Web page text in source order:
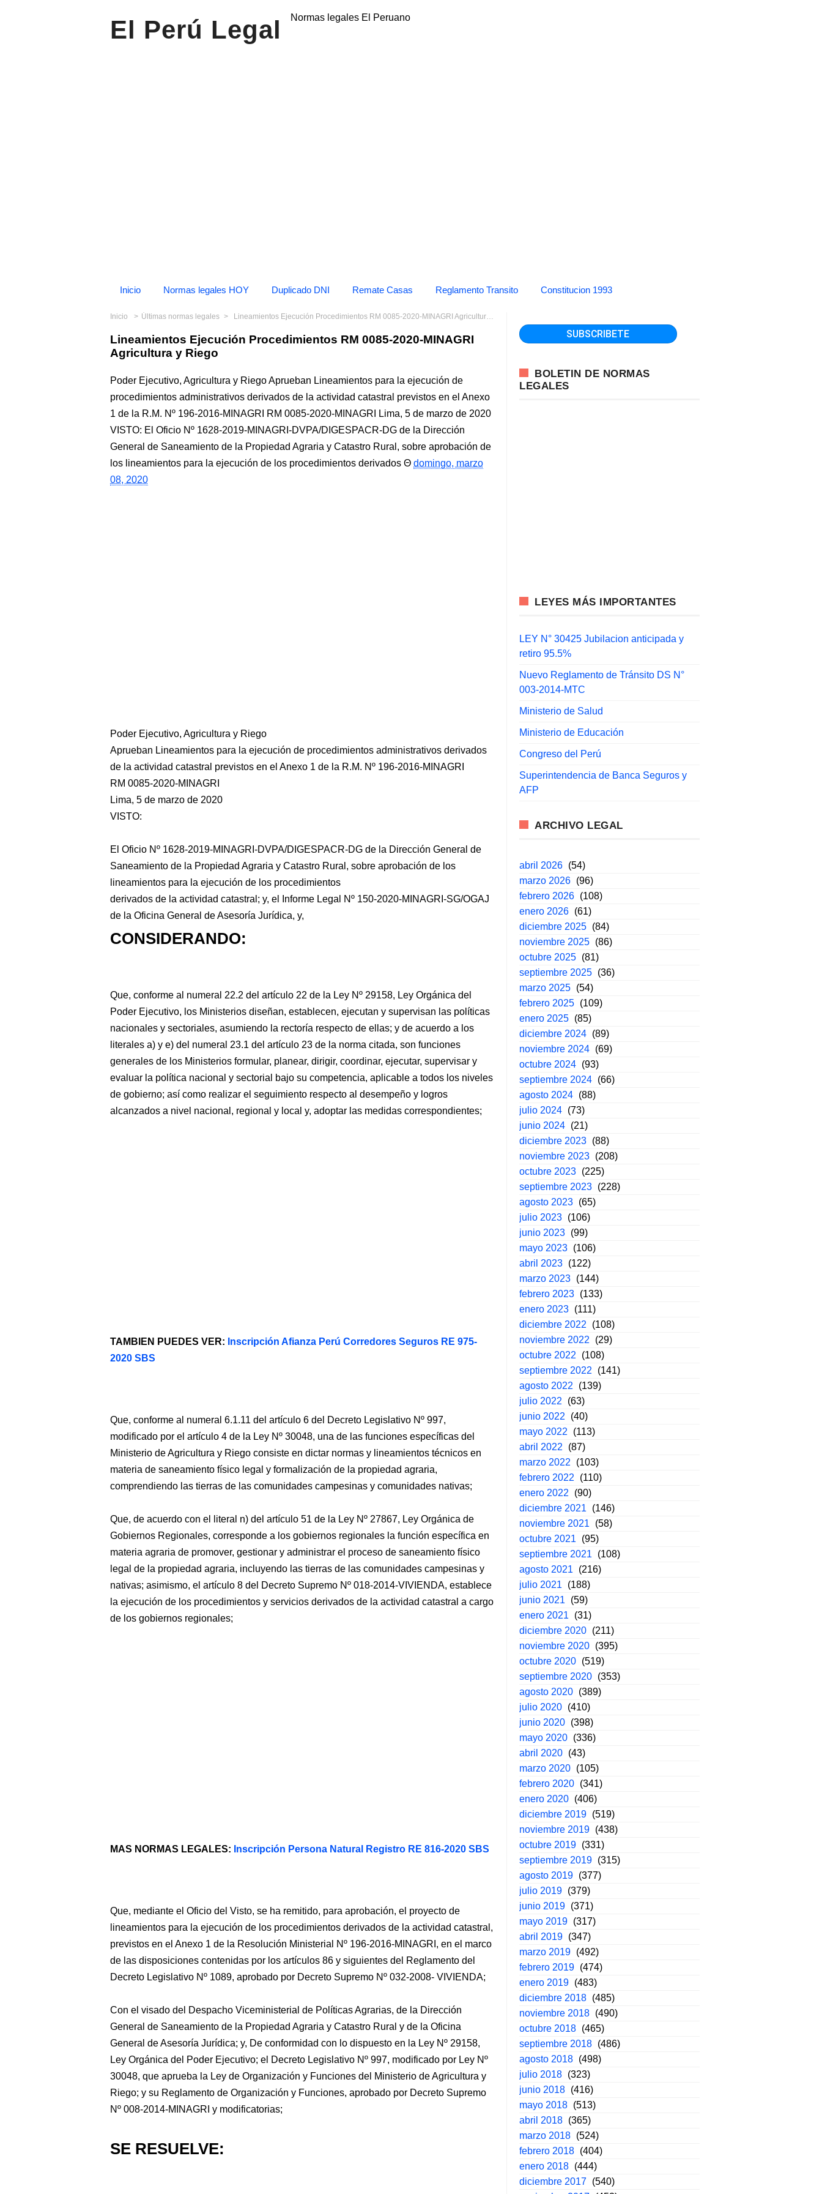
El Perú Legal Normas legales El Peruano
Inicio Normas legales HOY Duplicado DNI Remate Casas Reglamento Transito Constitucion 1993
Inicio Últimas normas legales Lineamientos Ejecución Procedimientos RM 0085-2020-MINAGRI Agricultura y Riego
Lineamientos Ejecución Procedimientos RM 0085-2020-MINAGRI
Agricultura y Riego
Poder Ejecutivo, Agricultura y Riego Aprueban Lineamientos para la ejecución de
procedimientos administrativos derivados de la actividad catastral previstos en el Anexo
1 de la R.M. Nº 196-2016-MINAGRI RM 0085-2020-MINAGRI Lima, 5 de marzo de 2020
VISTO: El Oficio Nº 1628-2019-MINAGRI-DVPA/DIGESPACR-DG de la Dirección
General de Saneamiento de la Propiedad Agraria y Catastro Rural, sobre aprobación de
los lineamientos para la ejecución de los procedimientos derivados
domingo, marzo
08, 2020
Poder Ejecutivo, Agricultura y Riego
Aprueban Lineamientos para la ejecución de procedimientos administrativos derivados
de la actividad catastral previstos en el Anexo 1 de la R.M. Nº 196-2016-MINAGRI
RM 0085-2020-MINAGRI
Lima, 5 de marzo de 2020
VISTO:
El Oficio Nº 1628-2019-MINAGRI-DVPA/DIGESPACR-DG de la Dirección General de
Saneamiento de la Propiedad Agraria y Catastro Rural, sobre aprobación de los
lineamientos para la ejecución de los procedimientos
derivados de la actividad catastral; y, el Informe Legal Nº 150-2020-MINAGRI-SG/OGAJ
de la Oficina General de Asesoría Jurídica, y,
CONSIDERANDO:
Que, conforme al numeral 22.2 del artículo 22 de la Ley Nº 29158, Ley Orgánica del
Poder Ejecutivo, los Ministerios diseñan, establecen, ejecutan y supervisan las políticas
nacionales y sectoriales, asumiendo la rectoría respecto de ellas; y de acuerdo a los
literales a) y e) del numeral 23.1 del artículo 23 de la norma citada, son funciones
generales de los Ministerios formular, planear, dirigir, coordinar, ejecutar, supervisar y
evaluar la política nacional y sectorial bajo su competencia, aplicable a todos los niveles
de gobierno; así como realizar el seguimiento respecto al desempeño y logros
alcanzados a nivel nacional, regional y local y, adoptar las medidas correspondientes;
TAMBIEN PUEDES VER: Inscripción Afianza Perú Corredores Seguros RE 975-
2020 SBS
Que, conforme al numeral 6.1.11 del artículo 6 del Decreto Legislativo Nº 997,
modificado por el artículo 4 de la Ley Nº 30048, una de las funciones específicas del
Ministerio de Agricultura y Riego consiste en dictar normas y lineamientos técnicos en
materia de saneamiento físico legal y formalización de la propiedad agraria,
comprendiendo las tierras de las comunidades campesinas y comunidades nativas;
Que, de acuerdo con el literal n) del artículo 51 de la Ley Nº 27867, Ley Orgánica de
Gobiernos Regionales, corresponde a los gobiernos regionales la función específica en
materia agraria de promover, gestionar y administrar el proceso de saneamiento físico
legal de la propiedad agraria, incluyendo las tierras de las comunidades campesinas y
nativas; asimismo, el artículo 8 del Decreto Supremo Nº 018-2014-VIVIENDA, establece
la ejecución de los procedimientos y servicios derivados de la actividad catastral a cargo
de los gobiernos regionales;
MAS NORMAS LEGALES: Inscripción Persona Natural Registro RE 816-2020 SBS
Que, mediante el Oficio del Visto, se ha remitido, para aprobación, el proyecto de
lineamientos para la ejecución de los procedimientos derivados de la actividad catastral,
previstos en el Anexo 1 de la Resolución Ministerial Nº 196-2016-MINAGRI, en el marco
de las disposiciones contenidas por los artículos 86 y siguientes del Reglamento del
Decreto Legislativo Nº 1089, aprobado por Decreto Supremo Nº 032-2008- VIVIENDA;
Con el visado del Despacho Viceministerial de Políticas Agrarias, de la Dirección
General de Saneamiento de la Propiedad Agraria y Catastro Rural y de la Oficina
General de Asesoría Jurídica; y, De conformidad con lo dispuesto en la Ley Nº 29158,
Ley Orgánica del Poder Ejecutivo; el Decreto Legislativo Nº 997, modificado por Ley Nº
30048, que aprueba la Ley de Organización y Funciones del Ministerio de Agricultura y
Riego; y su Reglamento de Organización y Funciones, aprobado por Decreto Supremo
Nº 008-2014-MINAGRI y modificatorias;
SE RESUELVE:
BOLETIN DE NORMAS
LEGALES
LEYES MÁS IMPORTANTES
LEY N° 30425 Jubilacion anticipada y
retiro 95.5%
Nuevo Reglamento de Tránsito DS N°
003-2014-MTC
Ministerio de Salud
Ministerio de Educación
Congreso del Perú
Superintendencia de Banca Seguros y
AFP
ARCHIVO LEGAL
abril 2026 (54)
marzo 2026 (96)
febrero 2026 (108)
enero 2026 (61)
diciembre 2025 (84)
noviembre 2025 (86)
octubre 2025 (81)
septiembre 2025 (36)
marzo 2025 (54)
febrero 2025 (109)
enero 2025 (85)
diciembre 2024 (89)
noviembre 2024 (69)
octubre 2024 (93)
septiembre 2024 (66)
agosto 2024 (88)
julio 2024 (73)
junio 2024 (21)
diciembre 2023 (88)
noviembre 2023 (208)
octubre 2023 (225)
septiembre 2023 (228)
agosto 2023 (65)
julio 2023 (106)
junio 2023 (99)
mayo 2023 (106)
abril 2023 (122)
marzo 2023 (144)
febrero 2023 (133)
enero 2023 (111)
diciembre 2022
(108)
noviembre 2022
(29)
octubre 2022
(108)
septiembre 2022
(141)
agosto 2022
(139)
julio 2022
(63)
junio 2022
(40)
mayo 2022
(113)
abril 2022
(87)
marzo 2022
(103)
febrero 2022
(110)
enero 2022
(90)
diciembre 2021
(146)
noviembre 2021
(58)
octubre 2021
(95)
septiembre 2021
(108)
agosto 2021
(216)
julio 2021
(188)
junio 2021
(59)
enero 2021
(31)
diciembre 2020 (211)
noviembre 2020 (395)
octubre 2020 (519)
septiembre 2020 (353)
agosto 2020 (389)
julio 2020 (410)
junio 2020 (398)
mayo 2020 (336)
abril 2020 (43)
marzo 2020 (105)
febrero 2020 (341)
enero 2020 (406)
diciembre 2019 (519)
noviembre 2019 (438)
octubre 2019 (331)
septiembre 2019 (315)
agosto 2019 (377)
julio 2019 (379)
junio 2019 (371)
mayo 2019 (317)
abril 2019 (347)
marzo 2019 (492)
febrero 2019 (474)
enero 2019 (483)
diciembre 2018 (485)
noviembre 2018 (490)
octubre 2018 (465)
septiembre 2018 (486)
agosto 2018 (498)
julio 2018 (323)
junio 2018 (416)
mayo 2018 (513)
abril 2018 (365)
marzo 2018 (524)
febrero 2018 (404)
enero 2018 (444)
diciembre 2017 (540)